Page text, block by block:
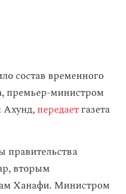
состав временного
премьер-министром
Ахунд,передаетгазета
правительства
вторым
Ханафи. Министром